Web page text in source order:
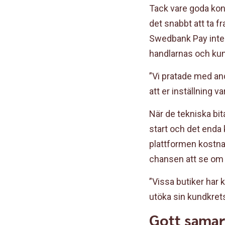
Tack vare goda
det snabbt att ta
Swedbank Pay
handlarnas och
”Vi pratade med
att er inställning
När de tekniska
start och det enda
plattformen
chansen att se
”Vissa butiker har
utöka sin